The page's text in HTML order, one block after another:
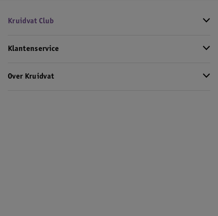
Kruidvat Club
Klantenservice
Over Kruidvat